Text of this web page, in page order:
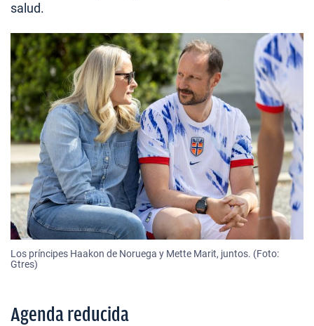
salud.
Los príncipes Haakon de Noruega y Mette Marit, juntos. (Foto:
Gtres)
Agenda reducida